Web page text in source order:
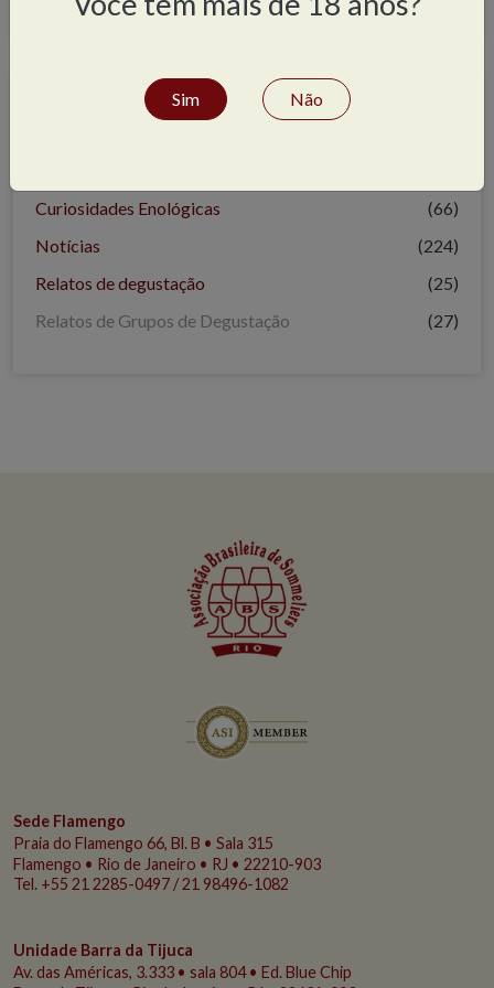
Categorias
Curiosidades Enológicas
(66)
Notícias
(224)
Relatos de degustação
(25)
Relatos de Grupos de Degustação
(27)
Sede Flamengo
Praia do Flamengo 66, Bl. B • Sala 315
Flamengo • Rio de Janeiro • RJ • 22210-903
Tel. +55 21 2285-0497 / 21 98496-1082
Unidade Barra da Tijuca
Av. das Américas, 3.333 • sala 804 • Ed. Blue Chip
Sim Não